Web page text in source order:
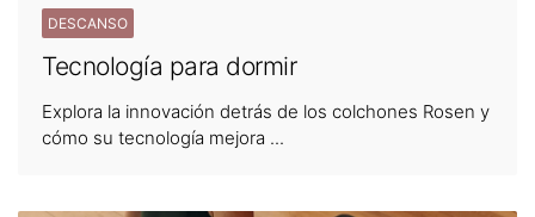
DESCANSO
Tecnología para dormir
Explora la innovación detrás de los colchones Rosen y
cómo su tecnología mejora ...